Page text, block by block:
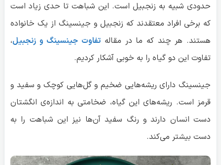
حدودی شبیه به زنجبیل است. این شباهت تا حدی زیاد است
که برخی افراد معتقدند که زنجبیل و جینسینگ از یک خانواده
هستند. هر چند که ما در مقاله تفاوت جینسینگ و زنجبیل،
تفاوت این دو گیاه را به خوبی آشکار کردیم.
جینسینگ دارای ریشه‌هایی ضخیم و گل‌هایی کوچک و سفید و
قرمز است. ریشه‌های این گیاه، ضخامتی به اندازه‌ی انگشتان
دست انسان دارند و رنگ سفید آن‌ها نیز این شباهت را به
دست بیشتر می‌کند.